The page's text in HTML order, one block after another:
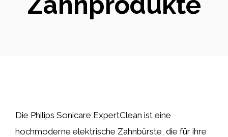
Die Philips Sonicare ExpertClean ist eine
hochmoderne elektrische Zahnbürste, die für ihre